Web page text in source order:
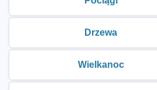
kolorowanki
Drzewa
kolorowanki
Wielkanoc
kolorowanki